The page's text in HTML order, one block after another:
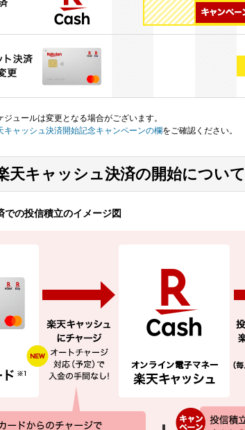
ュールは変更となる場合がございます。
キャッシュ決済開始記念キャンペーンの欄をご確認ください。
天キャッシュ決済の開始について
での投信積立のイメージ図